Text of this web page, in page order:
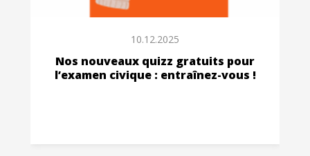
10.12.2025
Nos nouveaux quizz gratuits pour
l’examen civique : entraînez-vous !